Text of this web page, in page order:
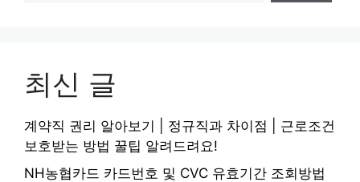
최신 글
계약직 권리 알아보기 | 정규직과 차이점 | 근로조건
보호받는 방법 꿀팁 알려드려요!
NH농협카드 카드번호 및 CVC 유효기간 조회방법